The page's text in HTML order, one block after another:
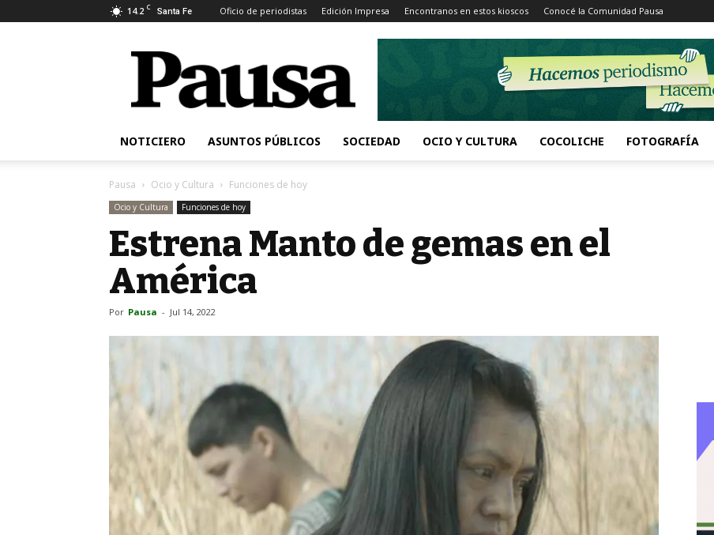
14.2 C Santa Fe Oficio de periodistas Edición Impresa Encontranos en estos kioscos Conocé la Comunidad Pausa
Pausa
NOTICIERO ASUNTOS PÚBLICOS SOCIEDAD OCIO Y CULTURA COCOLICHE FOTOGRAFÍA
Pausa Ocio y Cultura Funciones de hoy
Ocio y Cultura Funciones de hoy
Estrena Manto de gemas en el
América
Por Pausa - Jul 14, 2022